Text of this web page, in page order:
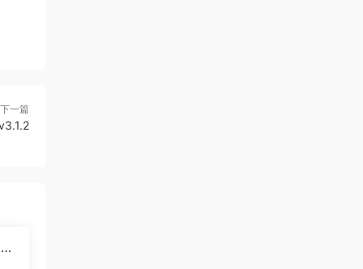
下一篇